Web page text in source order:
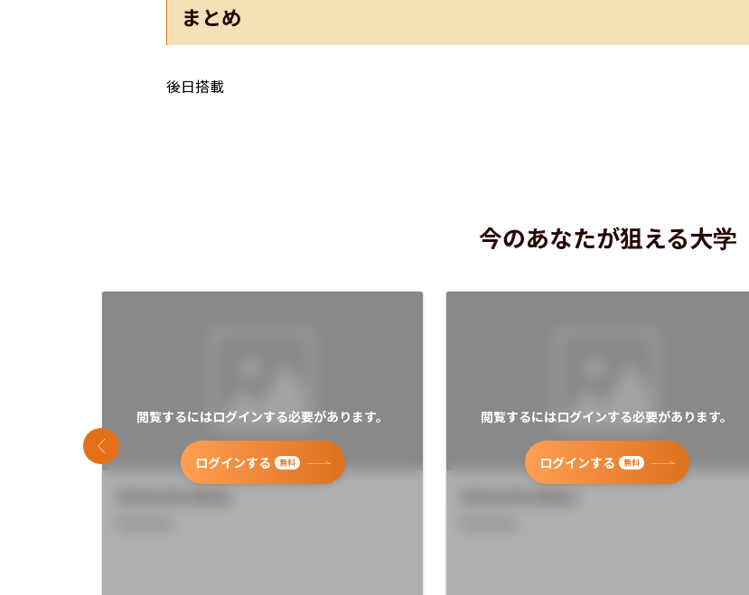
まとめ
後日搭載
今のあなたが狙える大学
閲覧するにはログインする必要があります。
ログインする 無料
閲覧するにはログインする必要があります。
ログインする 無料
前のスライド